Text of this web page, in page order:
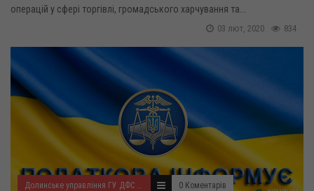
операцій у сфері торгівлі, громадського харчування та...
834
03 лют, 2020
Долинське управління ГУ ДФС у Івано-Франківській області 0 Коментарів